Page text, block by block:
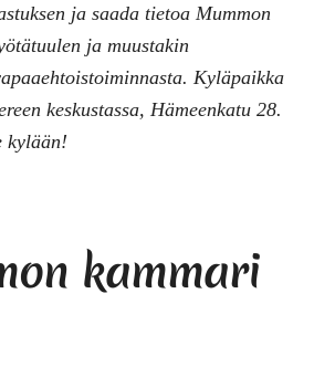
ja saada tietoa Mummon
ja muustakin
Kyläpaikka
keskustassa, Hämeenkatu 28.
kylään!
kammari